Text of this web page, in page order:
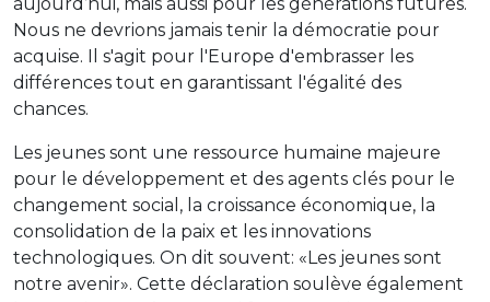
aujourd’hui, mais aussi pour les générations futures.
Nous ne devrions jamais tenir la démocratie pour
acquise. Il s'agit pour l'Europe d'embrasser les
différences tout en garantissant l'égalité des
chances.
Les jeunes sont une ressource humaine majeure
pour le développement et des agents clés pour le
changement social, la croissance économique, la
consolidation de la paix et les innovations
technologiques. On dit souvent: «Les jeunes sont
notre avenir». Cette déclaration soulève également